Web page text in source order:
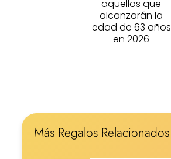
aquellos que
alcanzarán la
edad de 63 años
en 2026
Más Regalos Relacionados